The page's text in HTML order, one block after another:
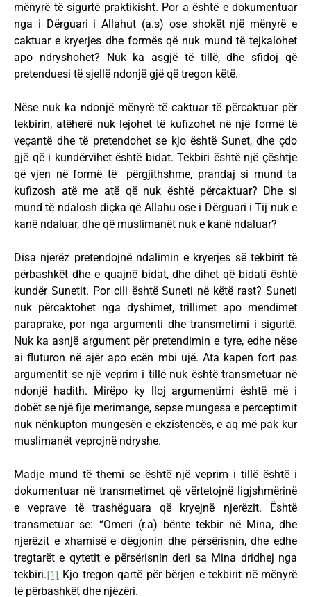
mënyrë të sigurtë praktikisht. Por a është e dokumentuar
nga i Dërguari i Allahut (a.s) ose shokët një mënyrë e
caktuar e kryerjes dhe formës që nuk mund të tejkalohet
apo ndryshohet? Nuk ka asgjë të tillë, dhe sfidoj që
pretenduesi të sjellë ndonjë gjë që tregon këtë.
Nëse nuk ka ndonjë mënyrë të caktuar të përcaktuar për
tekbirin, atëherë nuk lejohet të kufizohet në një formë të
veçantë dhe të pretendohet se kjo është Sunet, dhe çdo
gjë që i kundërvihet është bidat. Tekbiri është një çështje
që vjen në formë të përgjithshme, prandaj si mund ta
kufizosh atë me atë që nuk është përcaktuar? Dhe si
mund të ndalosh diçka që Allahu ose i Dërguari i Tij nuk e
kanë ndaluar, dhe që muslimanët nuk e kanë ndaluar?
Disa njerëz pretendojnë ndalimin e kryerjes së tekbirit të
përbashkët dhe e quajnë bidat, dhe dihet që bidati është
kundër Sunetit. Por cili është Suneti në këtë rast? Suneti
nuk përcaktohet nga dyshimet, trillimet apo mendimet
paraprake, por nga argumenti dhe transmetimi i sigurtë.
Nuk ka asnjë argument për pretendimin e tyre, edhe nëse
ai fluturon në ajër apo ecën mbi ujë. Ata kapen fort pas
argumentit se një veprim i tillë nuk është transmetuar në
ndonjë hadith. Mirëpo ky lloj argumentimi është më i
dobët se një fije merimange, sepse mungesa e perceptimit
nuk nënkupton mungesën e ekzistencës, e aq më pak kur
muslimanët veprojnë ndryshe.
Madje mund të themi se është një veprim i tillë është i
dokumentuar në transmetimet që vërtetojnë ligjshmërinë
e veprave të trashëguara që kryejnë njerëzit. Është
transmetuar se: “Omeri (r.a) bënte tekbir në Mina, dhe
njerëzit e xhamisë e dëgjonin dhe përsërisnin, dhe edhe
tregtarët e qytetit e përsërisnin deri sa Mina dridhej nga
tekbiri.[1] Kjo tregon qartë për bërjen e tekbirit në mënyrë
të përbashkët dhe njëzëri.